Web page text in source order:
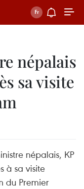
népalais
sa visite
népalais, KP
à sa visite
du Premier